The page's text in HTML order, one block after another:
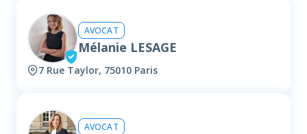
AVOCAT
Mélanie LESAGE
7 Rue Taylor, 75010 Paris
AVOCAT